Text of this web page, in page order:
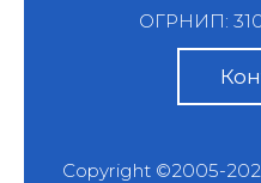
ОГРНИП:
Copyright ©2005-